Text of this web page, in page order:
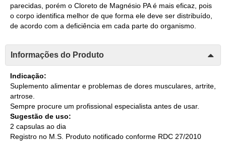
parecidas, porém o Cloreto de Magnésio PA é mais eficaz, pois
o corpo identifica melhor de que forma ele deve ser distribuído,
de acordo com a deficiência em cada parte do organismo.
Informações do Produto
Indicação:
Suplemento alimentar e problemas de dores musculares, artrite,
artrose.
Sempre procure um profissional especialista antes de usar.
Sugestão de uso:
2 capsulas ao dia
Registro no M.S. Produto notificado conforme RDC 27/2010